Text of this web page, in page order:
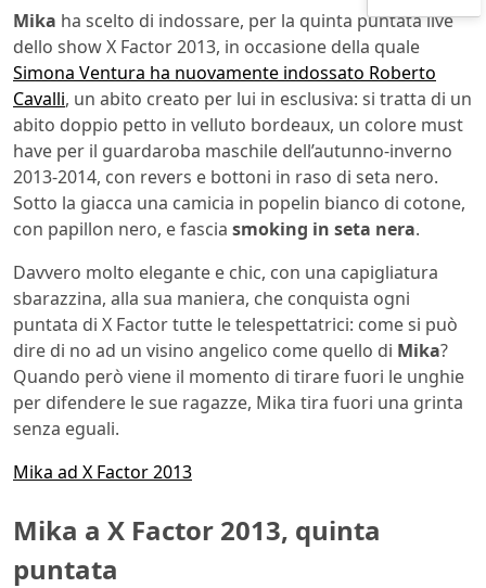
Mika ha scelto di indossare, per la quinta puntata live
dello show X Factor 2013, in occasione della quale
Simona Ventura ha nuovamente indossato Roberto
Cavalli, un abito creato per lui in esclusiva: si tratta di un
abito doppio petto in velluto bordeaux, un colore must
have per il guardaroba maschile dell’autunno-inverno
2013-2014, con revers e bottoni in raso di seta nero.
Sotto la giacca una camicia in popelin bianco di cotone,
con papillon nero, e fascia smoking in seta nera.
Davvero molto elegante e chic, con una capigliatura
sbarazzina, alla sua maniera, che conquista ogni
puntata di X Factor tutte le telespettatrici: come si può
dire di no ad un visino angelico come quello di Mika?
Quando però viene il momento di tirare fuori le unghie
per difendere le sue ragazze, Mika tira fuori una grinta
senza eguali.
Mika ad X Factor 2013
Mika a X Factor 2013, quinta
puntata